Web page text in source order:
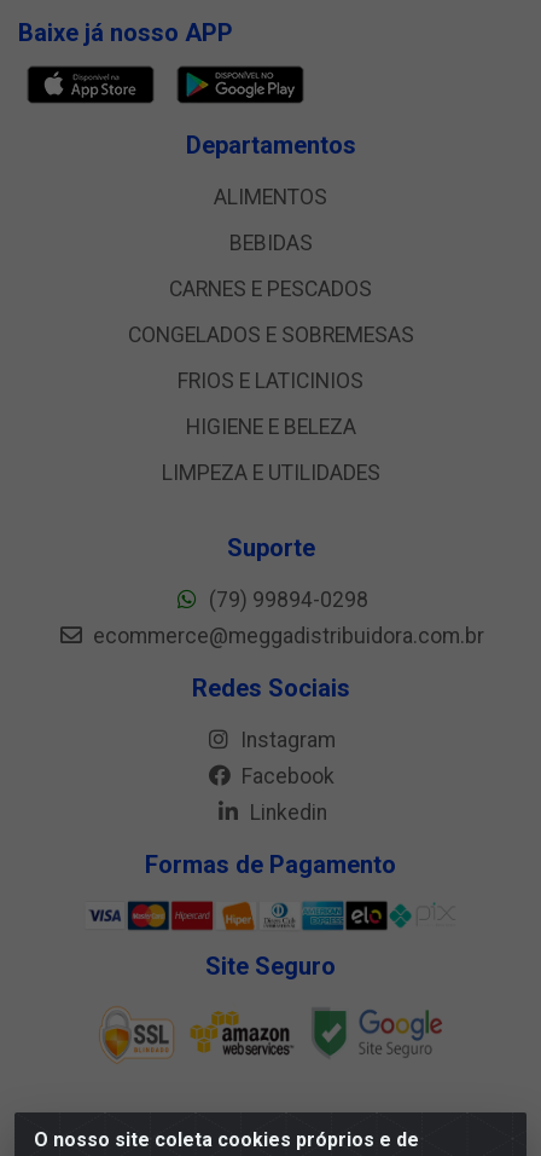
O nosso site coleta cookies próprios e de
Baixe já nosso APP
Departamentos
ALIMENTOS
BEBIDAS
CARNES E PESCADOS
CONGELADOS E SOBREMESAS
FRIOS E LATICINIOS
HIGIENE E BELEZA
LIMPEZA E UTILIDADES
Suporte
(79) 99894-0298
ecommerce@meggadistribuidora.com.br
Redes Sociais
Instagram
Facebook
Linkedin
Formas de Pagamento
Site Seguro